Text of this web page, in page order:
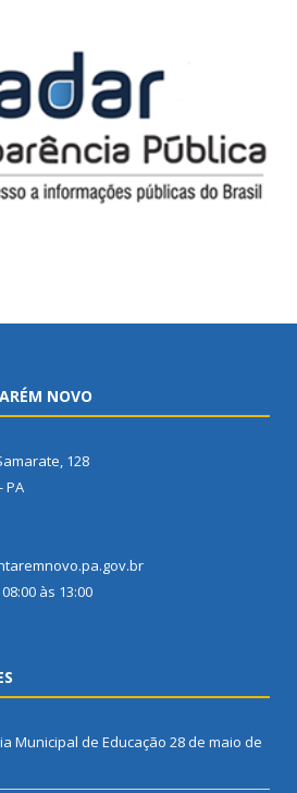
NOVO
128
PA
às 13:00
Municipal de Educação 28 de maio de